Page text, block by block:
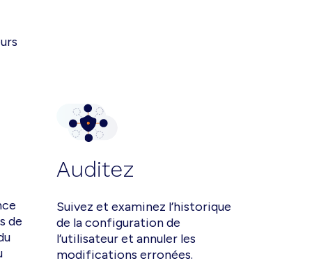
de
Auditez
Suivez et examinez l’historique
de la configuration de
l’utilisateur et annuler les
modifications erronées.